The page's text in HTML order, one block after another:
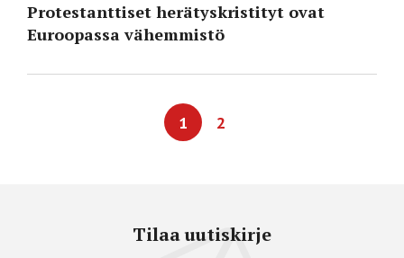
Protestanttiset herätyskristityt ovat
Euroopassa vähemmistö
1 2
Tilaa uutiskirje